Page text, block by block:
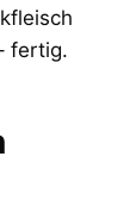
fertig.